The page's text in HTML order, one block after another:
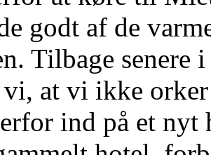
godt af de
Tilbage senere
at vi ikke
ind på et nyt